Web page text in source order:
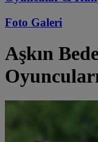
Foto Galeri
Aşkın